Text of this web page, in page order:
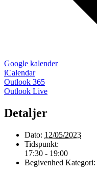
Google kalender
iCalendar
Outlook 365
Outlook Live
Detaljer
Dato: 12/05/2023
Tidspunkt:
17:30 - 19:00
Begivenhed Kategori: